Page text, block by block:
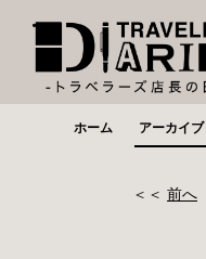
ホーム アーカイブ
＜＜ 前へ